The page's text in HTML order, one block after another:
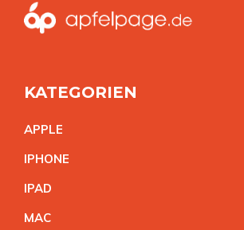
KATEGORIEN
APPLE
IPHONE
IPAD
MAC